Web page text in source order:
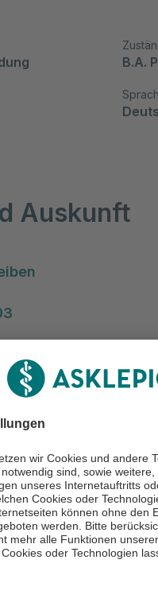
B.A.
Auskunft
Rhein-Main